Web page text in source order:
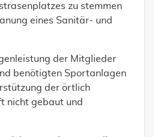
zu stemmen
eines Sanitär- und
der Mitglieder
benötigten Sportanlagen
der örtlich
nicht gebaut und